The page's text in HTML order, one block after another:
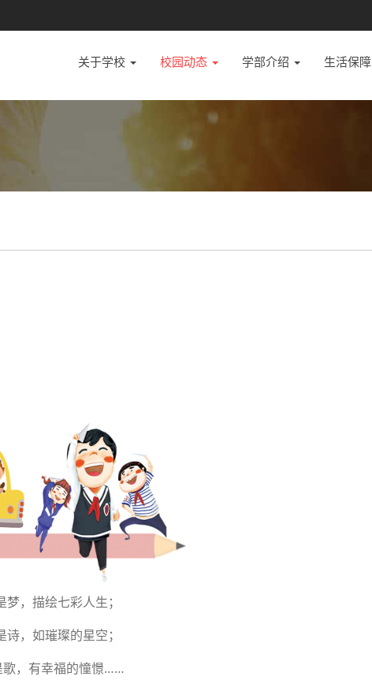
关于学校 校园动态 学部介绍 生活保障
梦，描绘七彩人生；
诗，如璀璨的星空；
歌，有幸福的憧憬……